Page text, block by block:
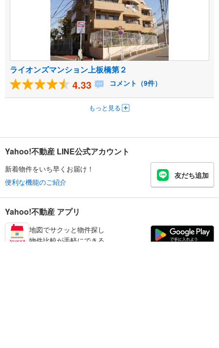
ライオンズマンション上板橋第２
4.33 コメント（9件）
もっと見る
Yahoo!不動産 LINE公式アカウント
新着物件をいち早くお届け！
便利な機能のご紹介
友だち追加
Yahoo!不動産 アプリ
地図でサクッと物件探し
物件比較が手軽にできる